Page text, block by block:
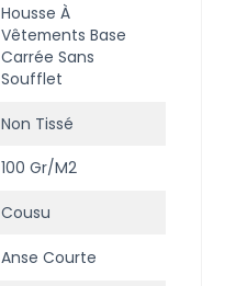
Housse À
Vêtements Base
Carrée Sans
Soufflet
Non Tissé
100 Gr/m2
Cousu
Anse Courte